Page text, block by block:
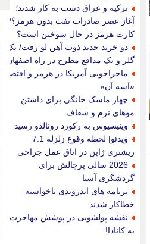
ترکیه و عراق دست به کار شدند؛
آغاز عصر صادرات نفت بدون هرمز؟/
کارت هرمز در حال سوختن است؟
دو خرید جدید ذوب آهن لو رفت/ یک
گلر و یک مدافع مطرح در راه اصفهان
ماجراجویی آمریکا در هرمز و اقتصاد
«آسه آن»
چهار ماسک خانگی برای داشتن
موهای نرم و شفاف
وینیسیوس به رکورد رونالدو رسید
ویدئو| لحظه وقوع زلزله 7.1
ریشتری ژاپن در اتاق عمل جراحی
2026 سالی پرچالش برای
گردشگری آسیا
برنامه های اندرویدی ناخواسته
خطاکار شدند
نقشه پولشویی در پوشش مهاجرت
به کانادا!